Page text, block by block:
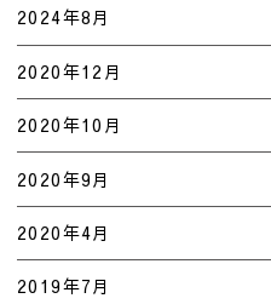
2024年8月
2020年12月
2020年10月
2020年9月
2020年4月
2019年7月